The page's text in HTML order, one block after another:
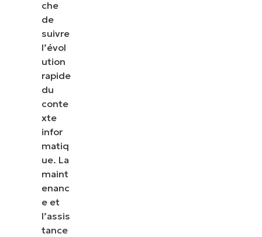
che
de
suivre
l’évol
ution
rapide
du
conte
xte
infor
matiq
ue. La
maint
enanc
e et
l’assis
tance